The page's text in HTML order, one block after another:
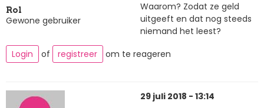
Rol
Gewone gebruiker
Waarom? Zodat ze geld
uitgeeft en dat nog steeds
niemand het leest?
Login
of registreer om te reageren
29 juli 2018 - 13:14